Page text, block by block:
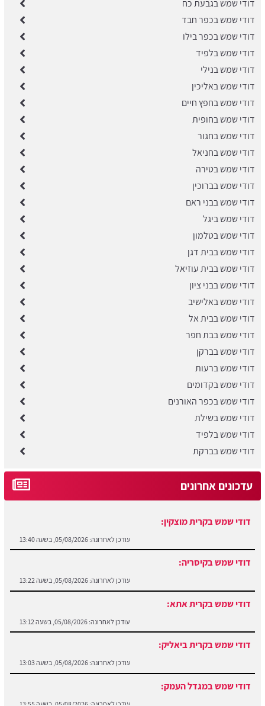
דודי שמש בגבעת כח
דודי שמש בכפר חבד
דודי שמש בכפר בילו
דודי שמש בלפיד
דודי שמש בנילי
דודי שמש באליכין
דודי שמש בחפץ חיים
דודי שמש בחופית
דודי שמש בחגור
דודי שמש בחניאל
דודי שמש בטירה
דודי שמש בברוכין
דודי שמש בבני ראם
דודי שמש ביגל
דודי שמש בטלמון
דודי שמש בבית דגן
דודי שמש בבית עוזיאל
דודי שמש בבני ציון
דודי שמש באלישיב
דודי שמש בבית אל
דודי שמש בבת חפר
דודי שמש בברקן
דודי שמש ברעות
דודי שמש בקדומים
דודי שמש בכפר האורנים
דודי שמש בשילת
דודי שמש בלפיד
דודי שמש בברקת
עדכונים אחרונים
דודי שמש בקיסריה:
עודכן לאחרונה: 05/08/2026, בשעה 13:22
דודי שמש בקרית אתא:
עודכן לאחרונה:05/08/2026, בשעה 13:12
דודי שמש בקרית ביאליק:
עודכן לאחרונה: 05/08/2026, בשעה 13:03
דודי שמש במגדל העמק:
עודכן לאחרונה: 05/08/2026, בשעה 13:55